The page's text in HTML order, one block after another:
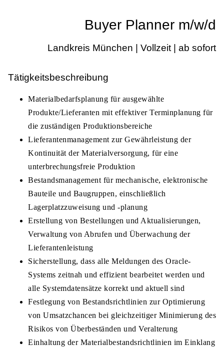
Buyer Planner m/w/d
Landkreis München | Vollzeit | ab sofort
Tätigkeitsbeschreibung
Materialbedarfsplanung für ausgewählte
Produkte/Lieferanten mit effektiver Terminplanung für
die zuständigen Produktionsbereiche
Lieferantenmanagement zur Gewährleistung der
Kontinuität der Materialversorgung, für eine
unterbrechungsfreie Produktion
Bestandsmanagement für mechanische, elektronische
Bauteile und Baugruppen, einschließlich
Lagerplatzzuweisung und -planung
Erstellung von Bestellungen und Aktualisierungen,
Verwaltung von Abrufen und Überwachung der
Lieferantenleistung
Sicherstellung, dass alle Meldungen des Oracle-
Systems zeitnah und effizient bearbeitet werden und
alle Systemdatensätze korrekt und aktuell sind
Festlegung von Bestandsrichtlinien zur Optimierung
von Umsatzchancen bei gleichzeitiger Minimierung des
Risikos von Überbeständen und Veralterung
Einhaltung der Materialbestandsrichtlinien im Einklang